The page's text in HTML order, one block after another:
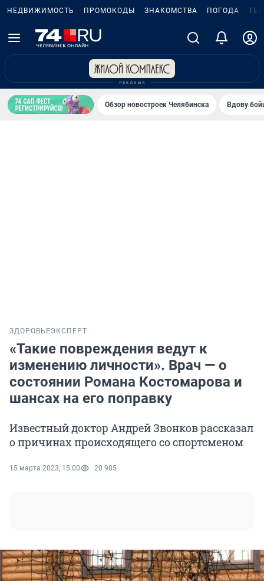
НЕДВИЖИМОСТЬ ПРОМОКОДЫ ЗНАКОМСТВА ПОГОДА
Обзор новостроек Челябинска Вдову
ЗДОРОВЬЕЭКСПЕРТ
«Такие повреждения ведут к
изменению личности». Врач — о
состоянии Романа Костомарова и
шансах на его поправку
Известный доктор Андрей Звонков рассказал
о причинах происходящего со спортсменом
15 марта 2023, 15:00 20 985